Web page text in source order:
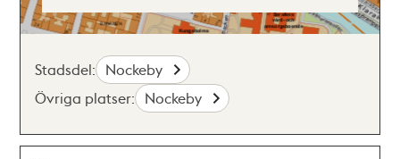
Stadsdel: Nockeby
Övriga platser: Nockeby